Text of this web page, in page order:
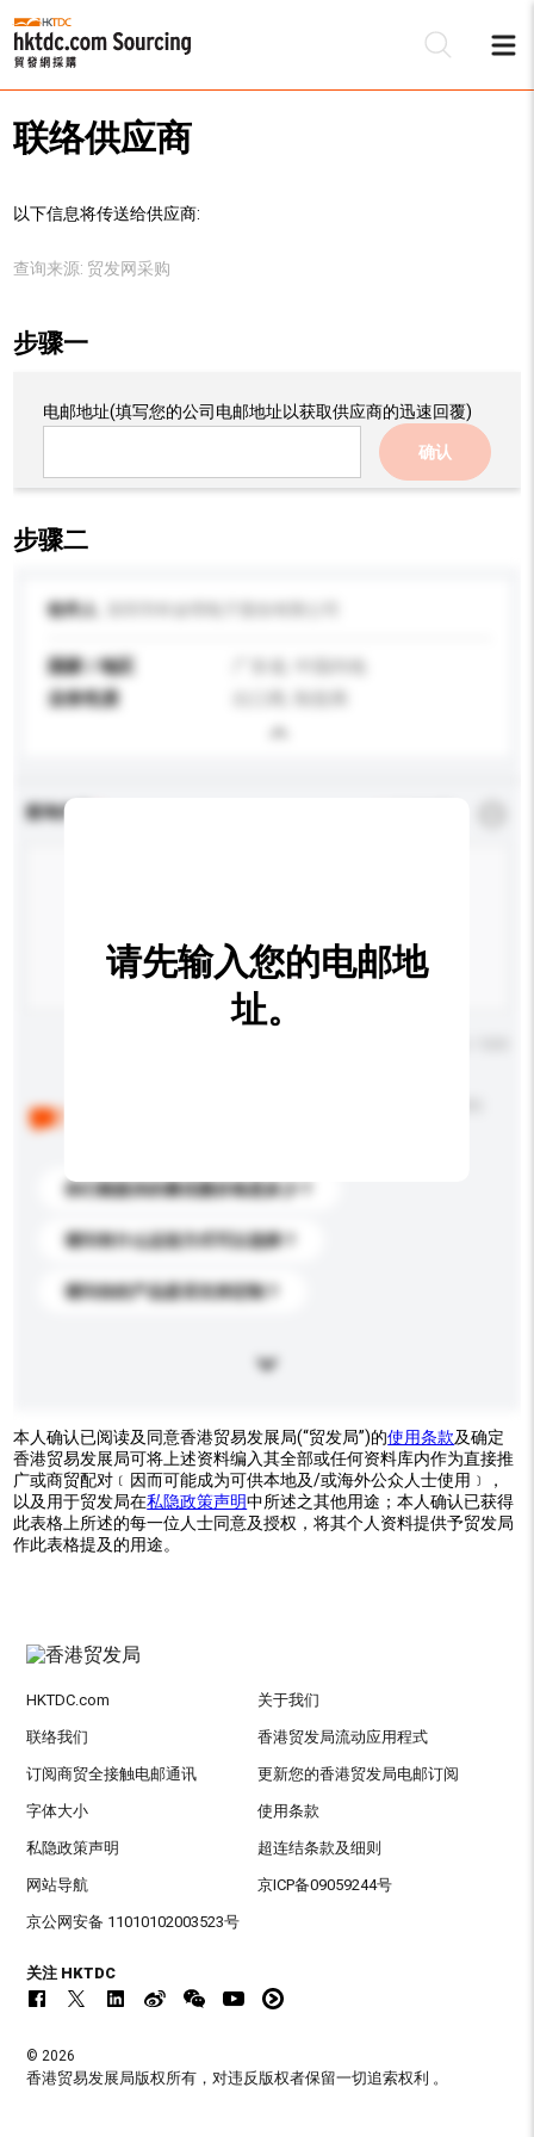
联络供应商
以下信息将传送给供应商:
查询来源: 贸发网采购
步骤一
电邮地址(填写您的公司电邮地址以获取供应商的迅速回覆)
确认
步骤二
收件人
国家 / 地区
业务性质
查询内容
你们能提供的最优惠价格是多少？
请问有什么运送方式可以选择？
请问你的产品是否支持定制？
请先输入您的电邮地
址。
本人确认已阅读及同意香港贸易发展局(“贸发局”)的使用条款及确定
香港贸易发展局可将上述资料编入其全部或任何资料库内作为直接推
广或商贸配对﹝因而可能成为可供本地及/或海外公众人士使用﹞，
以及用于贸发局在私隐政策声明中所述之其他用途；本人确认已获得
此表格上所述的每一位人士同意及授权，将其个人资料提供予贸发局
作此表格提及的用途。
HKTDC.com 关于我们
联络我们 香港贸发局流动应用程式
订阅商贸全接触电邮通讯 更新您的香港贸发局电邮订阅
字体大小 使用条款
私隐政策声明 超连结条款及细则
网站导航 京ICP备09059244号
京公网安备 11010102003523号
关注 HKTDC
© 2026
香港贸易发展局版权所有，对违反版权者保留一切追索权利 。